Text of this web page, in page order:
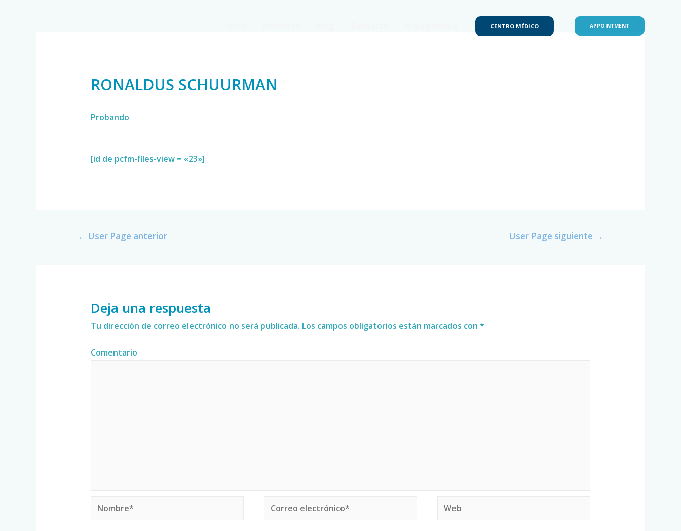
CENTRO MÉDICO APPOINTMENT
RONALDUS SCHUURMAN
Probando
[id de pcfm-files-view = «23»]
← User Page anterior User Page siguiente →
Deja una respuesta
Tu dirección de correo electrónico no será publicada. Los campos obligatorios están marcados con *
Comentario